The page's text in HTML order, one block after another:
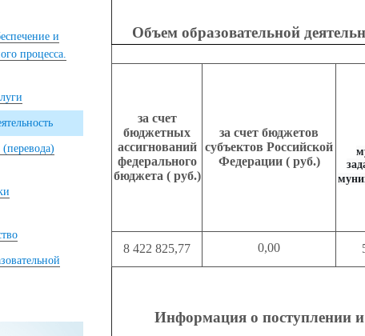
Объем образовательной
за счет
бюджетных
ассигнований
федерального
бюджета ( руб.)
за счет бюджетов
субъектов Российской
Федерации ( руб.)
8 422 825,77 0,00
Информация о поступлении
и
процесса.